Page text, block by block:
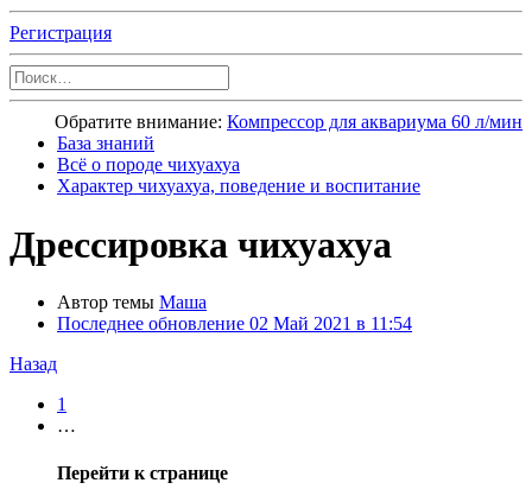
Регистрация
Обратите внимание: Компрессор для аквариума 60 л/мин
База знаний
Всё о породе чихуахуа
Характер чихуахуа, поведение и воспитание
Дрессировка чихуахуа
Автор темы Маша
Последнее обновление 02 Май 2021 в 11:54
Назад
1
…
Перейти к странице